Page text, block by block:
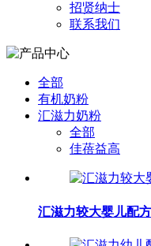
招贤纳士
联系我们
全部
有机奶粉
汇滋力奶粉
全部
佳蓓益高
汇滋力较大婴儿配